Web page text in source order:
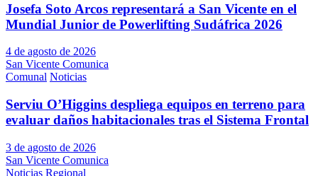
Josefa Soto Arcos representará a San Vicente en el
Mundial Junior de Powerlifting Sudáfrica 2026
4 de agosto de 2026
San Vicente Comunica
Comunal Noticias
Serviu O’Higgins despliega equipos en terreno para
evaluar daños habitacionales tras el Sistema Frontal
3 de agosto de 2026
San Vicente Comunica
Noticias Regional